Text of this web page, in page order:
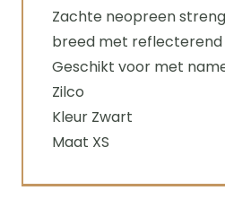
Black
quantity
Zachte neopreen
breed met
Geschikt voor met
Zilco
Kleur Zwart
Maat XS